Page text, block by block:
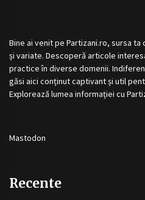
Bine ai venit pe Partizani.ro, sursa ta
și variate. Descoperă articole
practice în diverse domenii.
găsi aici conținut captivant și util
Explorează lumea informației cu
Mastodon
Recente